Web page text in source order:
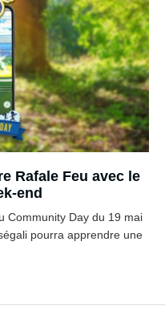
Rafale Feu avec le
end
Community Day du 19 mai
pourra apprendre une